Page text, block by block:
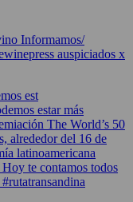
Informamos/
auspiciados x
est